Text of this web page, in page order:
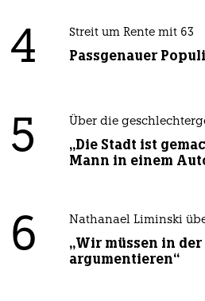
4 Streit um Rente mit 63
Passgenauer
5 Über die
„Die Stadt ist
Mann in einem
6 Nathanael Liminski
„Wir müssen in der
argumentieren“